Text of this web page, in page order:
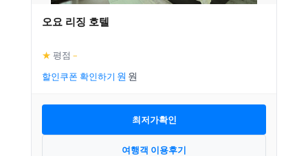
오요 리징 호텔
★ 평점 –
할인쿠폰 확인하기
최저가확인
여행객 이용후기